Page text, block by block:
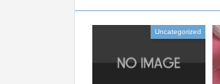
Uncategorized